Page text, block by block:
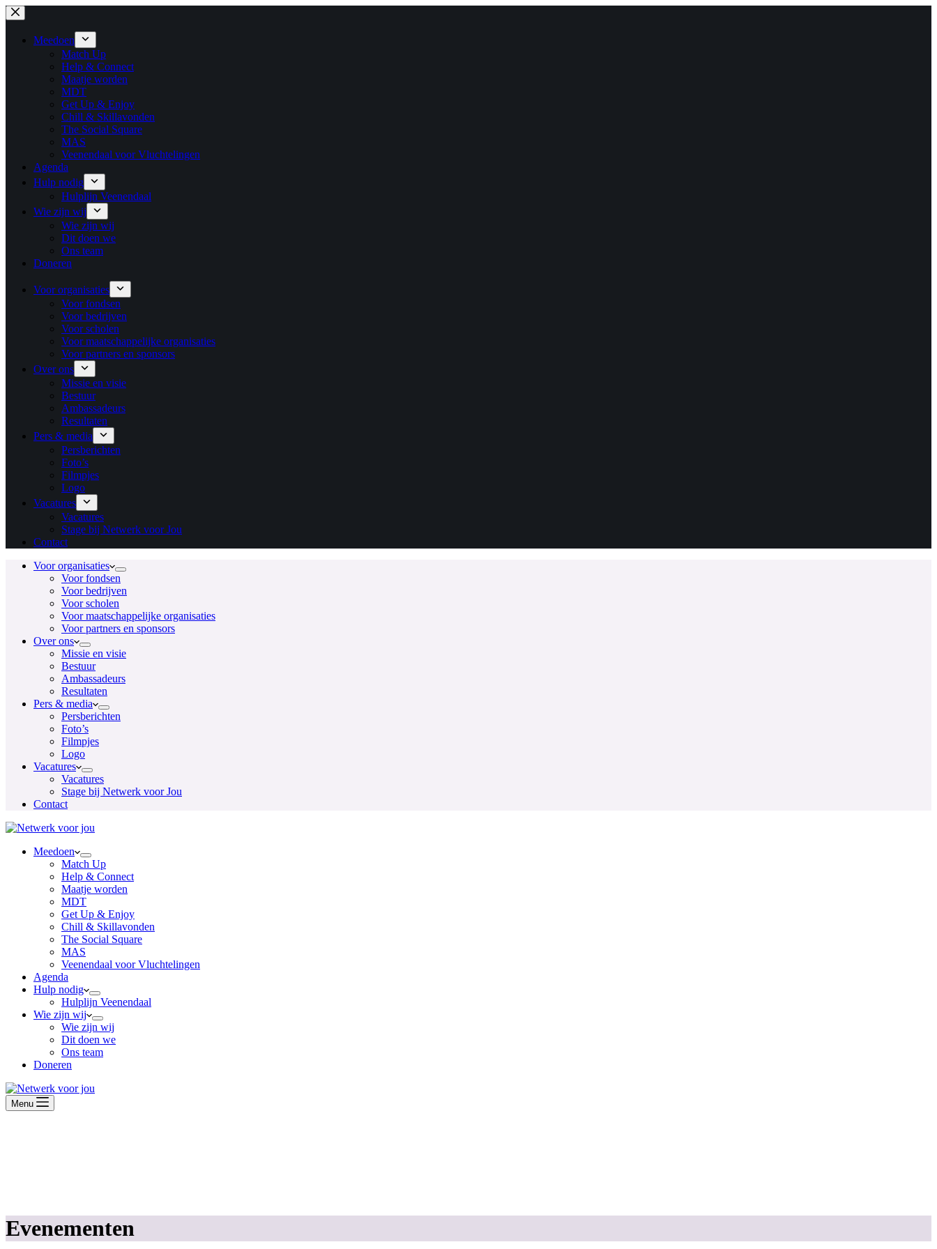
Ga
naar
inhoud
Meedoen
Match Up
Help & Connect
Maatje worden
MDT
Get Up & Enjoy
Chill & Skillavonden
The Social Square
MAS
Veenendaal voor Vluchtelingen
Agenda
Hulp nodig
Hulplijn Veenendaal
Wie zijn wij
Wie zijn wij
Dit doen we
Ons team
Doneren
Voor organisaties
Voor fondsen
Voor bedrijven
Voor scholen
Voor maatschappelijke organisaties
Voor partners en sponsors
Over ons
Missie en visie
Bestuur
Ambassadeurs
Resultaten
Pers & media
Persberichten
Foto’s
Filmpjes
Logo
Vacatures
Vacatures
Stage bij Netwerk voor Jou
Contact
Voor organisaties
Voor fondsen
Voor bedrijven
Voor scholen
Voor maatschappelijke organisaties
Voor partners en sponsors
Over ons
Missie en visie
Bestuur
Ambassadeurs
Resultaten
Pers & media
Persberichten
Foto’s
Filmpjes
Logo
Vacatures
Vacatures
Stage bij Netwerk voor Jou
Contact
Meedoen
Match Up
Help & Connect
Maatje worden
MDT
Get Up & Enjoy
Chill & Skillavonden
The Social Square
MAS
Veenendaal voor Vluchtelingen
Agenda
Hulp nodig
Hulplijn Veenendaal
Wie zijn wij
Wie zijn wij
Dit doen we
Ons team
Doneren
Menu
Evenementen